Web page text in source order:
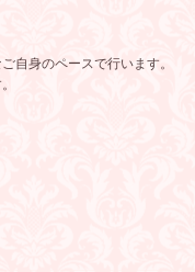
自身のペースで行います。